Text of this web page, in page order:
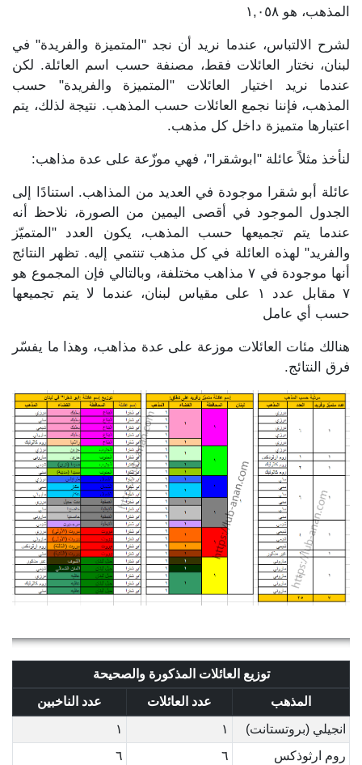
المذهب، هو ١,٠٥٨
لشرح الالتباس، عندما نريد أن نجد "المتميزة والفريدة" في
لبنان، نختار العائلات فقط، مصنفة حسب اسم العائلة. لكن
عندما نريد اختيار العائلات "المتميزة والفريدة" حسب
المذهب، فإننا نجمع العائلات حسب المذهب. نتيجة لذلك، يتم
اعتبارها متميزة داخل كل مذهب.
لنأخذ مثلاً عائلة "ابوشقرا"، فهي موزّعة على عدة مذاهب:
عائلة أبو شقرا موجودة في العديد من المذاهب. استنادًا إلى
الجدول الموجود في أقصى اليمين من الصورة، نلاحظ أنه
عندما يتم تجميعها حسب المذهب، يكون العدد "المتميّز
والفريد" لهذه العائلة في كل مذهب تنتمي إليه. تظهر النتائج
أنها موجودة في ٧ مذاهب مختلفة، وبالتالي فإن المجموع هو
٧ مقابل عدد ١ على مقياس لبنان، عندما لا يتم تجميعها
حسب أي عامل
هنالك مئات العائلات موزعة على عدة مذاهب، وهذا ما يفسّر
فرق النتائج.
توزيع العائلات المذكورة والصحيحة
المذهب
عدد العائلات
عدد الناخبين
انجيلي (بروتستانت)
١
١
روم ارثوذكس
٦
٦